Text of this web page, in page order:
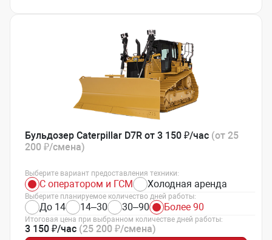
Бульдозер Caterpillar D7R от 3 150 ₽/час (от 25
200 ₽/смена)
Выберите вариант предоставления техники:
С оператором и ГСМ Холодная аренда
Выберите планируемое количество дней работы:
До 14 14–30 30–90 Более 90
Итоговая цена при выбранном количестве дней работы:
3 150 ₽/час (25 200 ₽/смена)